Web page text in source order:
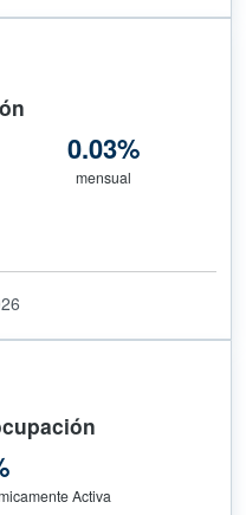
0.03%
mensual
Activa